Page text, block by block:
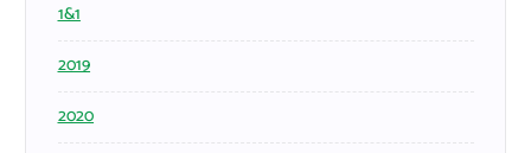
1&1
2019
2020